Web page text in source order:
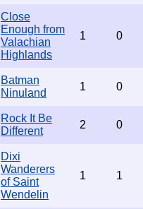
Close
Enough from
Valachian
Highlands
1 0
Batman
Ninuland
1 0
Rock It Be
Different
2 0
Dixi
Wanderers
of Saint
Wendelin
1 1